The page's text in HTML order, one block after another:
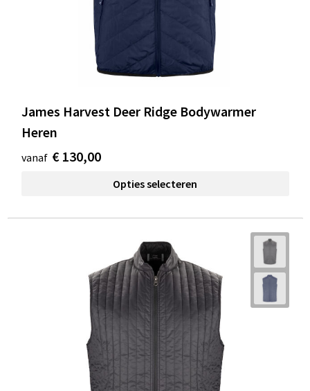
James Harvest Deer Ridge Bodywarmer
Heren
vanaf € 130,00
Opties selecteren